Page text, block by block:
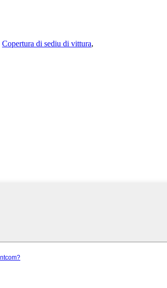
Copertura di sediu di vittura,